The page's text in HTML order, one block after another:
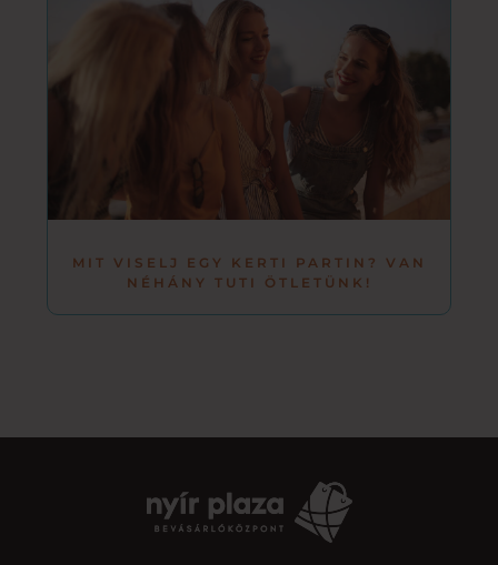
MIT VISELJ EGY KERTI PARTIN? VAN
NÉHÁNY TUTI ÖTLETÜNK!